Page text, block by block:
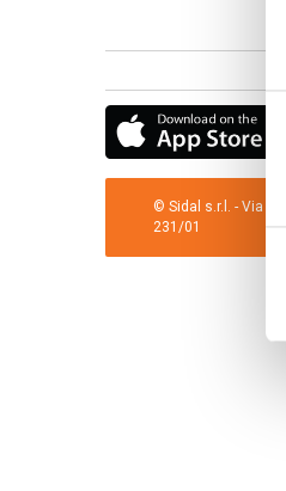
© Sidal s.r.l. - Via
231/01